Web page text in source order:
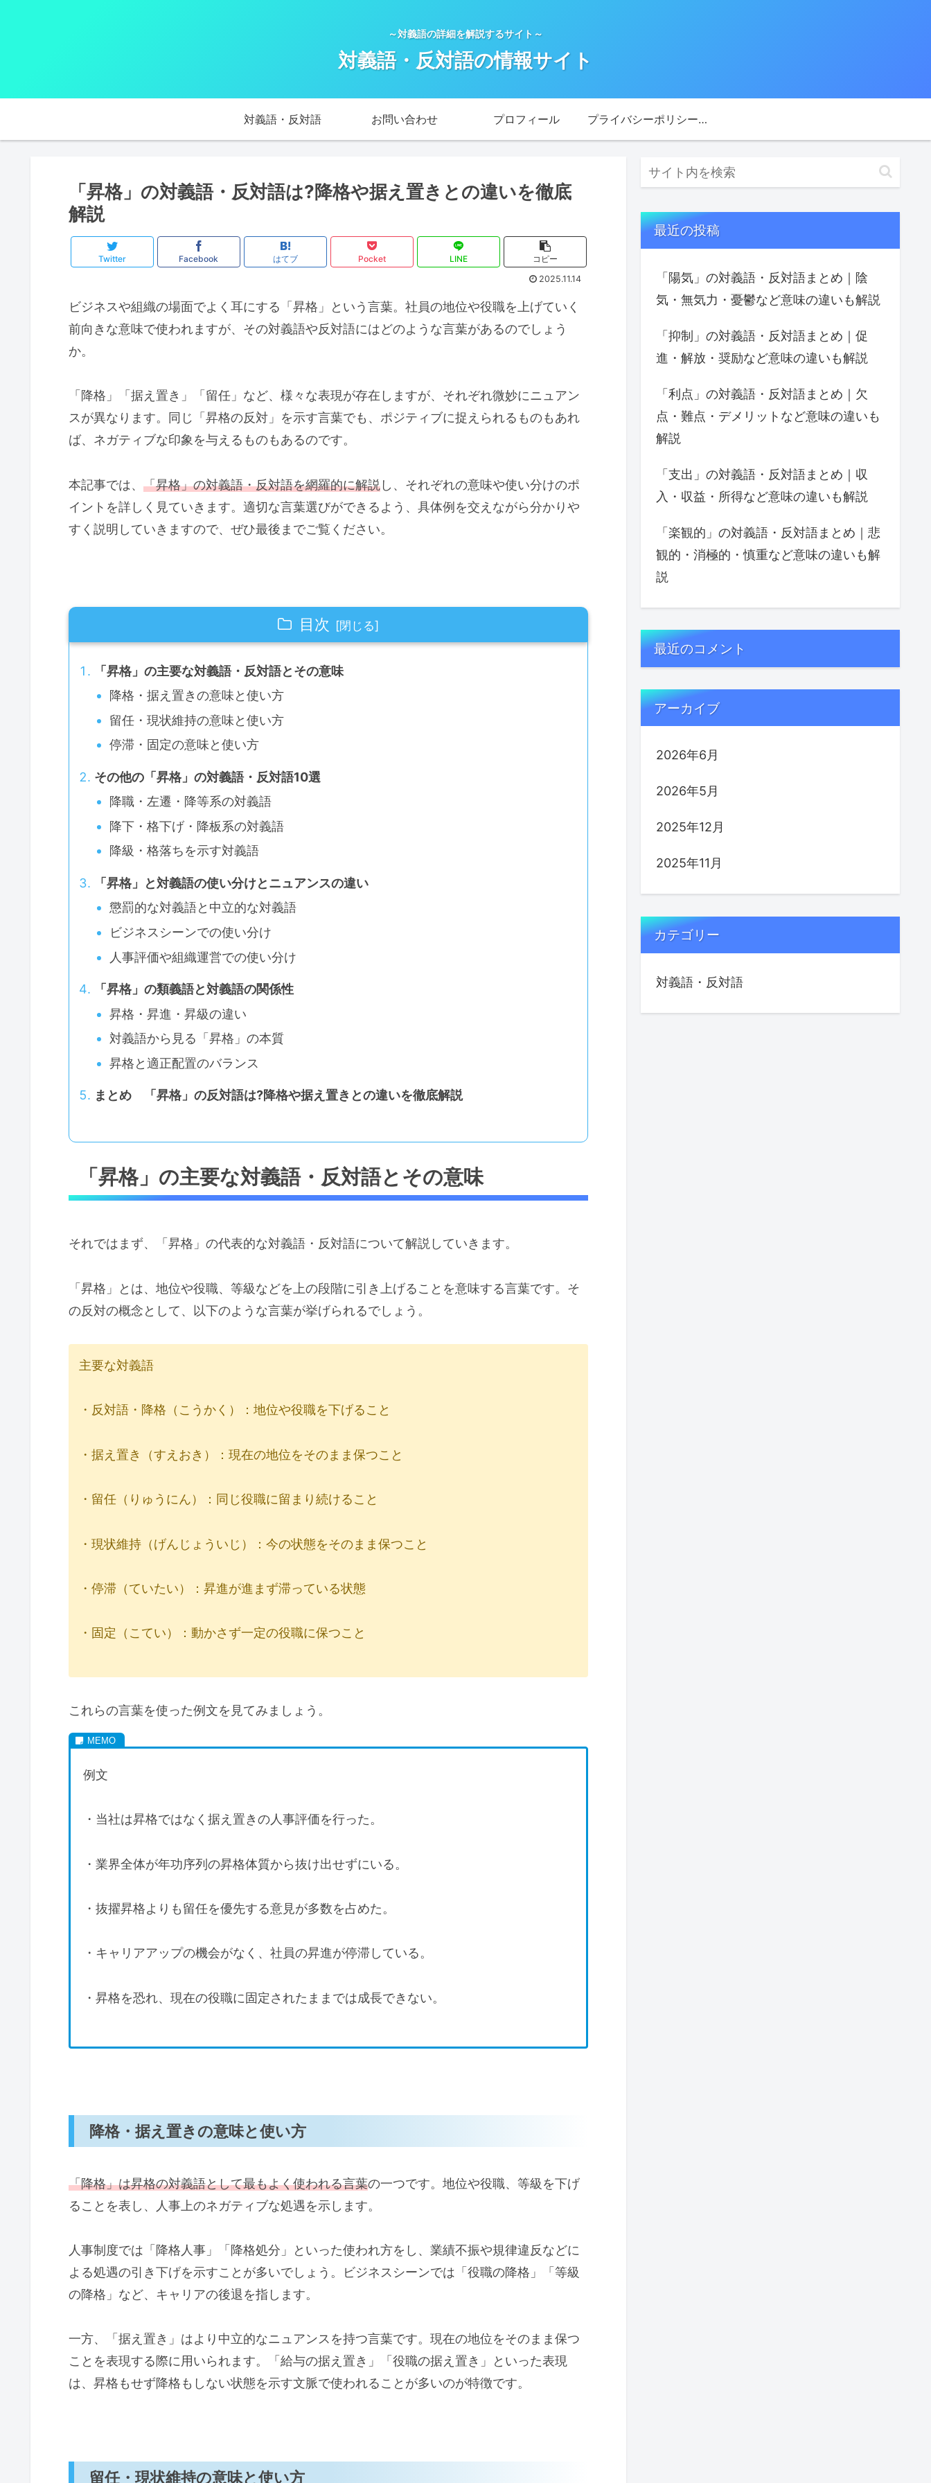
～対義語の詳細を解説するサイト～
対義語・反対語の情報サイト
対義語・反対語 お問い合わせ プロフィール プライバシーポリシー・免責事項
「昇格」の対義語・反対語は?降格や据え置きとの違いを徹底
解説
Twitter Facebook はてブ Pocket LINE
コピー
2025.11.14
ビジネスや組織の場面でよく耳にする「昇格」という言葉。社員の地位や役職を上げていく
前向きな意味で使われますが、その対義語や反対語にはどのような言葉があるのでしょう
か。
「降格」「据え置き」「留任」など、様々な表現が存在しますが、それぞれ微妙にニュアン
スが異なります。同じ「昇格の反対」を示す言葉でも、ポジティブに捉えられるものもあれ
ば、ネガティブな印象を与えるものもあるのです。
本記事では、 「昇格」の対義語・反対語を網羅的に解説し、それぞれの意味や使い分けのポ
イントを詳しく見ていきます。適切な言葉選びができるよう、具体例を交えながら分かりや
すく説明していきますので、ぜひ最後までご覧ください。
目次
「昇格」の主要な対義語・反対語とその意味
降格・据え置きの意味と使い方
留任・現状維持の意味と使い方
停滞・固定の意味と使い方
その他の「昇格」の対義語・反対語10選
降職・左遷・降等系の対義語
降下・格下げ・降板系の対義語
降級・格落ちを示す対義語
「昇格」と対義語の使い分けとニュアンスの違い
懲罰的な対義語と中立的な対義語
ビジネスシーンでの使い分け
人事評価や組織運営での使い分け
「昇格」の類義語と対義語の関係性
昇格・昇進・昇級の違い
対義語から見る「昇格」の本質
昇格と適正配置のバランス
まとめ 「昇格」の反対語は?降格や据え置きとの違いを徹底解説
「昇格」の主要な対義語・反対語とその意味
それではまず、「昇格」の代表的な対義語・反対語について解説していきます。
「昇格」とは、地位や役職、等級などを上の段階に引き上げることを意味する言葉です。そ
の反対の概念として、以下のような言葉が挙げられるでしょう。
主要な対義語
・反対語・降格（こうかく）：地位や役職を下げること
・据え置き（すえおき）：現在の地位をそのまま保つこと
・留任（りゅうにん）：同じ役職に留まり続けること
・現状維持（げんじょういじ）：今の状態をそのまま保つこと
・停滞（ていたい）：昇進が進まず滞っている状態
・固定（こてい）：動かさず一定の役職に保つこと
これらの言葉を使った例文を見てみましょう。
例文
・当社は昇格ではなく据え置きの人事評価を行った。
・業界全体が年功序列の昇格体質から抜け出せずにいる。
・抜擢昇格よりも留任を優先する意見が多数を占めた。
・キャリアアップの機会がなく、社員の昇進が停滞している。
・昇格を恐れ、現在の役職に固定されたままでは成長できない。
降格・据え置きの意味と使い方
「降格」は昇格の対義語として最もよく使われる言葉の一つです。地位や役職、等級を下げ
ることを表し、人事上のネガティブな処遇を示します。
人事制度では「降格人事」「降格処分」といった使われ方をし、業績不振や規律違反などに
よる処遇の引き下げを示すことが多いでしょう。ビジネスシーンでは「役職の降格」「等級
の降格」など、キャリアの後退を指します。
一方、「据え置き」はより中立的なニュアンスを持つ言葉です。現在の地位をそのまま保つ
ことを表現する際に用いられます。「給与の据え置き」「役職の据え置き」といった表現
は、昇格もせず降格もしない状態を示す文脈で使われることが多いのが特徴です。
留任・現状維持の意味と使い方
最近の投稿
「陽気」の対義語・反対語まとめ｜陰
気・無気力・憂鬱など意味の違いも解説
「抑制」の対義語・反対語まとめ｜促
進・解放・奨励など意味の違いも解説
「利点」の対義語・反対語まとめ｜欠
点・難点・デメリットなど意味の違いも
解説
「支出」の対義語・反対語まとめ｜収
入・収益・所得など意味の違いも解説
「楽観的」の対義語・反対語まとめ｜悲
観的・消極的・慎重など意味の違いも解
説
最近のコメント
アーカイブ
2026年6月
2026年5月
2025年12月
2025年11月
カテゴリー
対義語・反対語